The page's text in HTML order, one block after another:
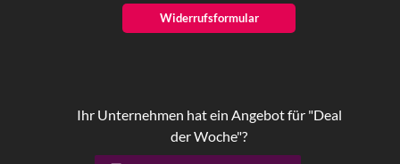
Widerrufsformular
Ihr Unternehmen hat ein Angebot für "Deal
der Woche"?